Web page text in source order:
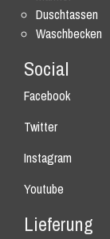
Duschtassen
Waschbecken
Social
Facebook
Twitter
Instagram
Youtube
Lieferung